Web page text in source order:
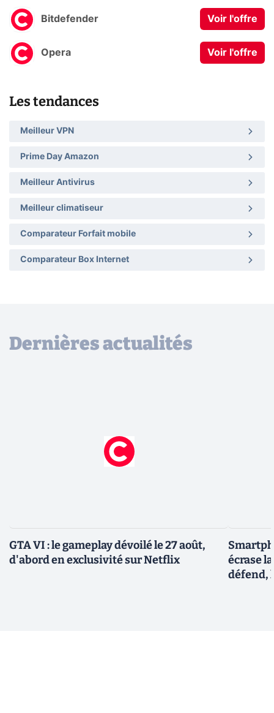
Bitdefender Voir l'offre
Opera Voir l'offre
Les tendances
Meilleur VPN
Prime Day Amazon
Meilleur Antivirus
Meilleur climatiseur
Comparateur Forfait mobile
Comparateur Box Internet
Dernières actualités
GTA VI : le gameplay dévoilé le 27 août,
d'abord en exclusivité sur Netflix
écrase
défend,